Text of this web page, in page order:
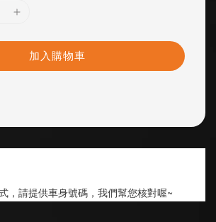
加入購物車
，請提供車身號碼，我們幫您核對喔~